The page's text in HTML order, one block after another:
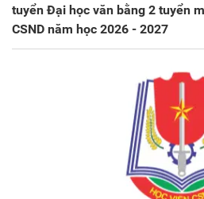
tuyển Đại học văn bằng 2 tuyển
CSND năm học 2026 - 2027